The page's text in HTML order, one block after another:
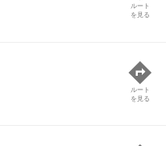
ルート
を見る
ルート
を見る